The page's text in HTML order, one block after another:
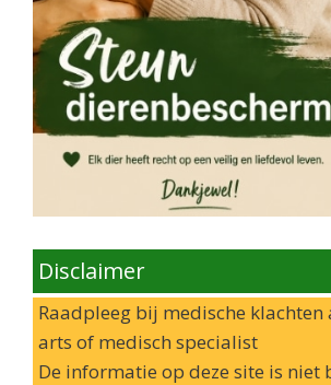
Disclaimer
Raadpleeg bij medische klachten
arts of medisch specialist
De informatie op deze site is niet